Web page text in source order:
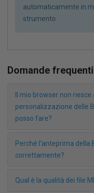
automaticamente in
strumento.
Domande frequenti
Il mio browser non
personalizzazione delle
posso fare?
Perché l'anteprima della
correttamente?
Qual è la qualità dei file